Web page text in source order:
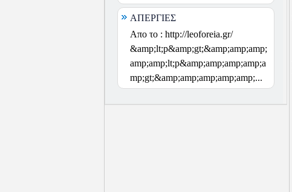
ΑΠΕΡΓΙΕΣ
Απο το : http://leoforeia.gr/
&amp;lt;p&amp;gt;&amp;amp;amp;
amp;amp;lt;p&amp;amp;amp;amp;a
mp;gt;&amp;amp;amp;amp;amp;...